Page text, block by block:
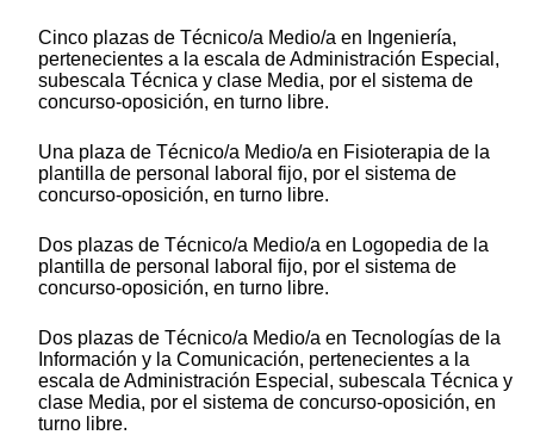
Cinco plazas de Técnico/a Medio/a en Ingeniería,
pertenecientes a la escala de Administración Especial,
subescala Técnica y clase Media, por el sistema de
concurso-oposición, en turno libre.
Una plaza de Técnico/a Medio/a en Fisioterapia de la
plantilla de personal laboral fijo, por el sistema de
concurso-oposición, en turno libre.
Dos plazas de Técnico/a Medio/a en Logopedia de la
plantilla de personal laboral fijo, por el sistema de
concurso-oposición, en turno libre.
Dos plazas de Técnico/a Medio/a en Tecnologías de la
Información y la Comunicación, pertenecientes a la
escala de Administración Especial, subescala Técnica y
clase Media, por el sistema de concurso-oposición, en
turno libre.